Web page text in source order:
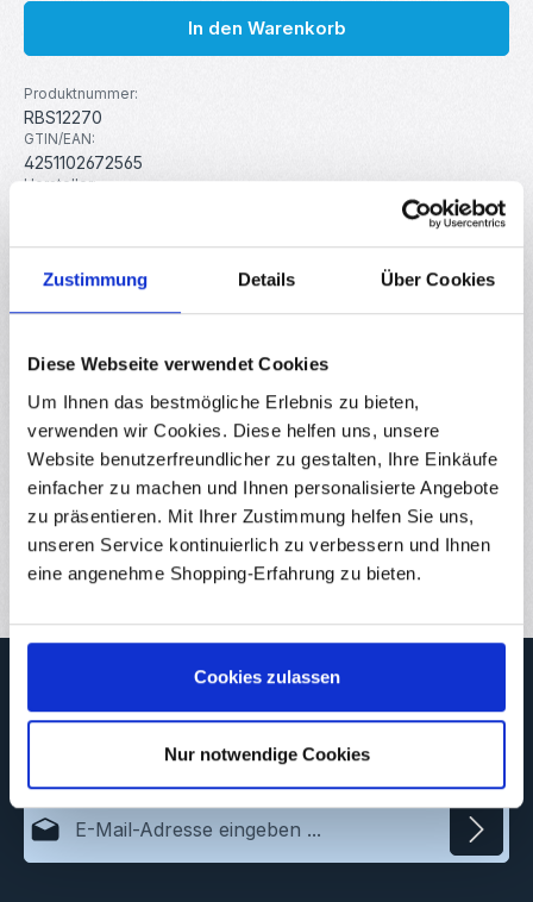
Zustimmung Details Über Cookies
Diese Webseite verwendet Cookies
Um Ihnen das bestmögliche Erlebnis zu bieten,
verwenden wir Cookies. Diese helfen uns, unsere
Website benutzerfreundlicher zu gestalten, Ihre Einkäufe
einfacher zu machen und Ihnen personalisierte Angebote
zu präsentieren. Mit Ihrer Zustimmung helfen Sie uns,
unseren Service kontinuierlich zu verbessern und Ihnen
eine angenehme Shopping-Erfahrung zu bieten.
Cookies zulassen
Nur notwendige Cookies
In den Warenkorb
Produktnummer:
RBS12270
GTIN/EAN:
4251102672565
Hersteller:
0.027 kg
USB 2.0 Verlängerung zum Einbau. Ideal für z. B. 3D-Drucker
und Arduino UNO Gehäuse. Details Anschlusskabel: 30 cm
Ansch…Mehr
Eigenschaften
Downloads
Bewertungen
4
Abonnieren Sie jetzt unseren regelmäßig erscheinenden
informiert zu werden.
E-Mail-Adresse*